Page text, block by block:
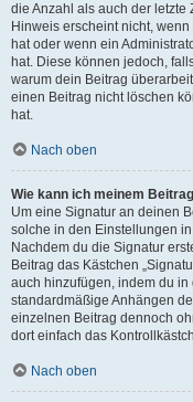
die Anzahl als auch der
Hinweis erscheint nicht,
hat oder wenn ein
hat. Diese können jedoch,
warum dein Beitrag
einen Beitrag nicht löschen
hat.
Nach oben
Wie kann ich meinem
Um eine Signatur an deinen
solche in den Einstellungen
Nachdem du die Signatur
Beitrag das Kästchen
auch hinzufügen, indem du
standardmäßige Anhängen
einzelnen Beitrag dennoch
dort einfach das
Nach oben